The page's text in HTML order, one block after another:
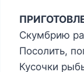
Скумбрию
Посолить,
Кусочки